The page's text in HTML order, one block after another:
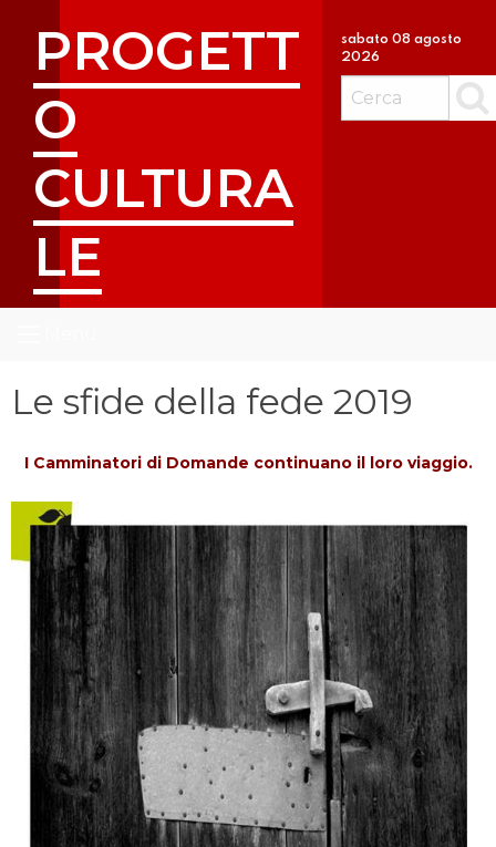
n
sabato 08 agosto
2026
PROGETT
O
CULTURA
LE
Le sfide della fede 2019
I Camminatori di Domande continuano il loro viaggio.